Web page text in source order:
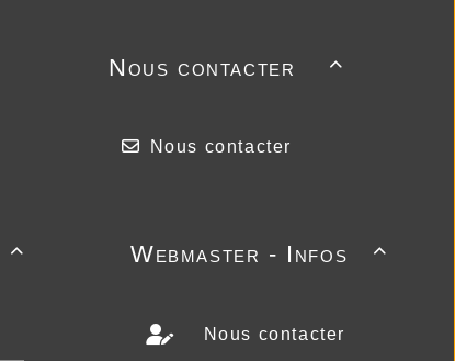

Nous contacter
Nous contacter
 
Webmaster - Infos
Nous contacter